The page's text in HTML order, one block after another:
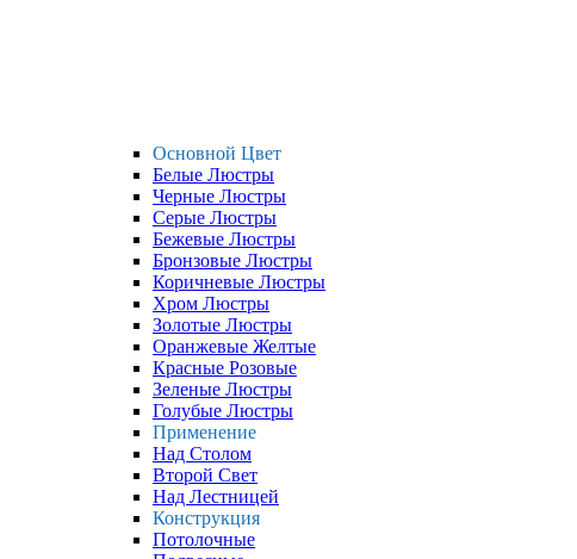
Основной Цвет
Белые Люстры
Черные Люстры
Серые Люстры
Бежевые Люстры
Бронзовые Люстры
Коричневые Люстры
Хром Люстры
Золотые Люстры
Оранжевые Желтые
Красные Розовые
Зеленые Люстры
Голубые Люстры
Применение
Над Столом
Второй Свет
Над Лестницей
Конструкция
Потолочные